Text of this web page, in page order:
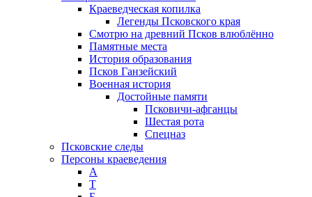
Краеведческая копилка
Легенды Псковского края
Смотрю на древний Псков влюблённо
Памятные места
История образования
Псков Ганзейский
Военная история
Достойные памяти
Псковичи-афганцы
Шестая рота
Спецназ
Псковские следы
Персоны краеведения
А
T